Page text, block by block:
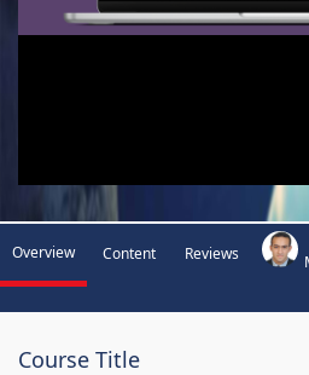
Overview Content Reviews
Course Title